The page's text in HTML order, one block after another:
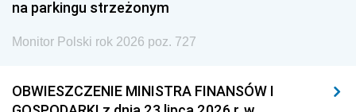
na parkingu strzeżonym
Monitor Polski rok 2026 poz. 727
OBWIESZCZENIE MINISTRA FINANSÓW I